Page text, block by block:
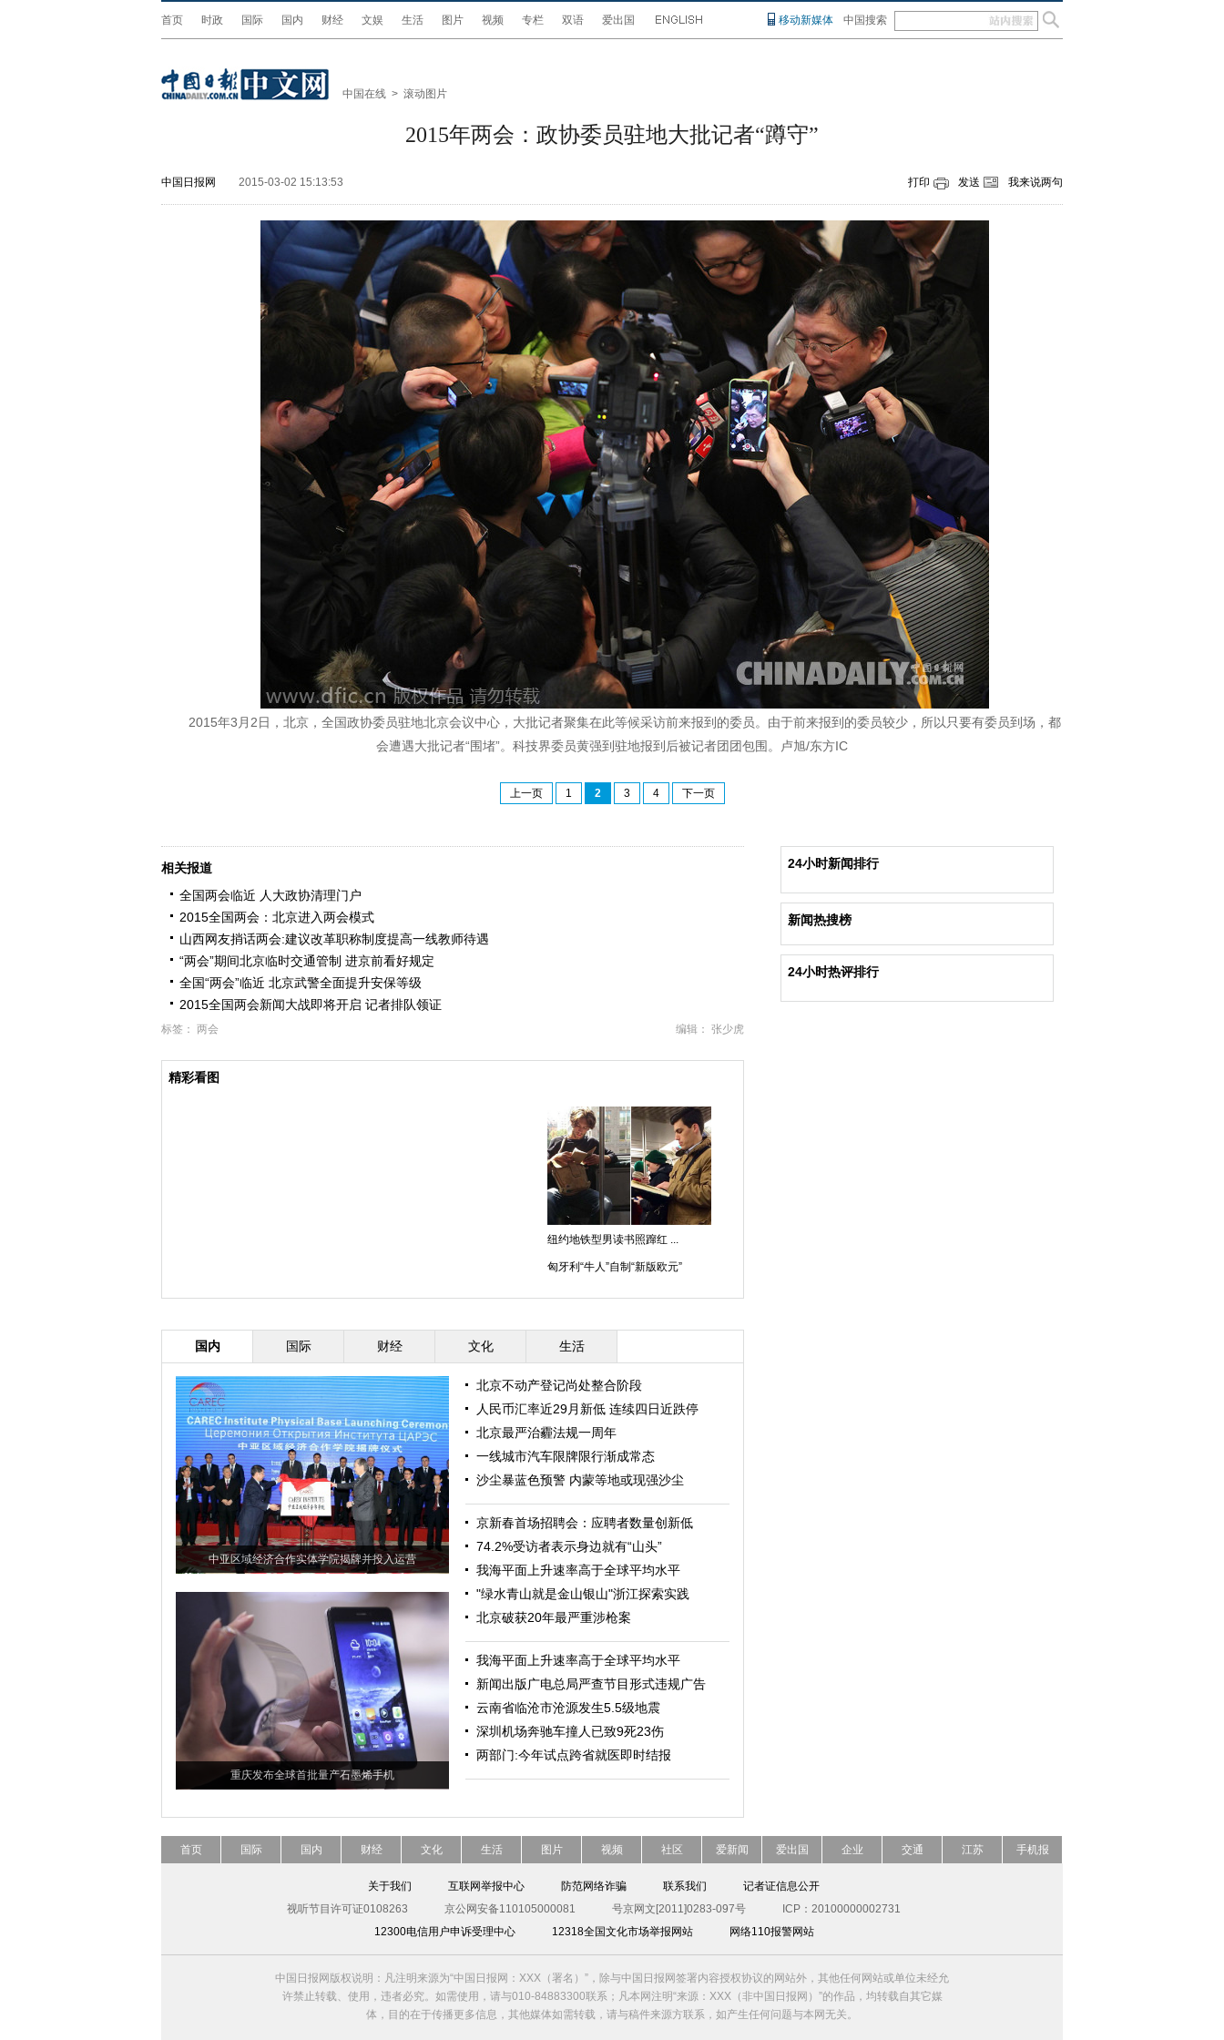
首页 时政 国际 国内 财经 文娱 生活 图片 视频 专栏 双语 爱出国 移动新媒体 中国搜索
中国在线 > 滚动图片
2015年两会：政协委员驻地大批记者“蹲守”
中国日报网 2015-03-02 15:13:53 打印 发送 我来说两句
2015年3月2日，北京，全国政协委员驻地北京会议中心，大批记者聚集在此等候采访前来报到的委员。由于前来报到的委员较少，所以只要有委员到场，都
会遭遇大批记者“围堵”。科技界委员黄强到驻地报到后被记者团团包围。卢旭/东方IC
上一页 1 2 3 4 下一页
相关报道
全国两会临近 人大政协清理门户
2015全国两会：北京进入两会模式
山西网友捎话两会:建议改革职称制度提高一线教师待遇
“两会”期间北京临时交通管制 进京前看好规定
全国“两会”临近 北京武警全面提升安保等级
2015全国两会新闻大战即将开启 记者排队领证
编辑： 张少虎
标签： 两会
精彩看图
纽约地铁型男读书照蹿红 ...
匈牙利“牛人”自制“新版欧元”
国内 国际 财经 文化 生活
中亚区域经济合作实体学院揭牌并投入运营
重庆发布全球首批量产石墨烯手机
北京不动产登记尚处整合阶段
人民币汇率近29月新低 连续四日近跌停
北京最严治霾法规一周年
一线城市汽车限牌限行渐成常态
沙尘暴蓝色预警 内蒙等地或现强沙尘
京新春首场招聘会：应聘者数量创新低
74.2%受访者表示身边就有“山头”
我海平面上升速率高于全球平均水平
"绿水青山就是金山银山"浙江探索实践
北京破获20年最严重涉枪案
我海平面上升速率高于全球平均水平
新闻出版广电总局严查节目形式违规广告
云南省临沧市沧源发生5.5级地震
深圳机场奔驰车撞人已致9死23伤
两部门:今年试点跨省就医即时结报
24小时新闻排行
新闻热搜榜
24小时热评排行
首页 国际 国内 财经 文化 生活 图片 视频 社区 爱新闻 爱出国 企业 交通 江苏 手机报
关于我们 互联网举报中心 防范网络诈骗 联系我们
记者证信息公开
视听节目许可证0108263
京公网安备110105000081 号京网文[2011]0283-097号
ICP：20100000002731
12300电信用户申诉受理中心
12318全国文化市场举报网站 网络110报警网站
中国日报网版权说明：凡注明来源为“中国日报网：XXX（署名）”，除与中国日报网签署内容授权协议的网站外，其他任何网站或单位未经允
许禁止转载、使用，违者必究。如需使用，请与010-84883300联系；凡本网注明“来源：XXX（非中国日报网）”的作品，均转载自其它媒
体，目的在于传播更多信息，其他媒体如需转载，请与稿件来源方联系，如产生任何问题与本网无关。